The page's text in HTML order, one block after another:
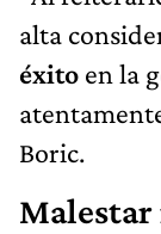
alta
éxito en la
Boric.
Malestar